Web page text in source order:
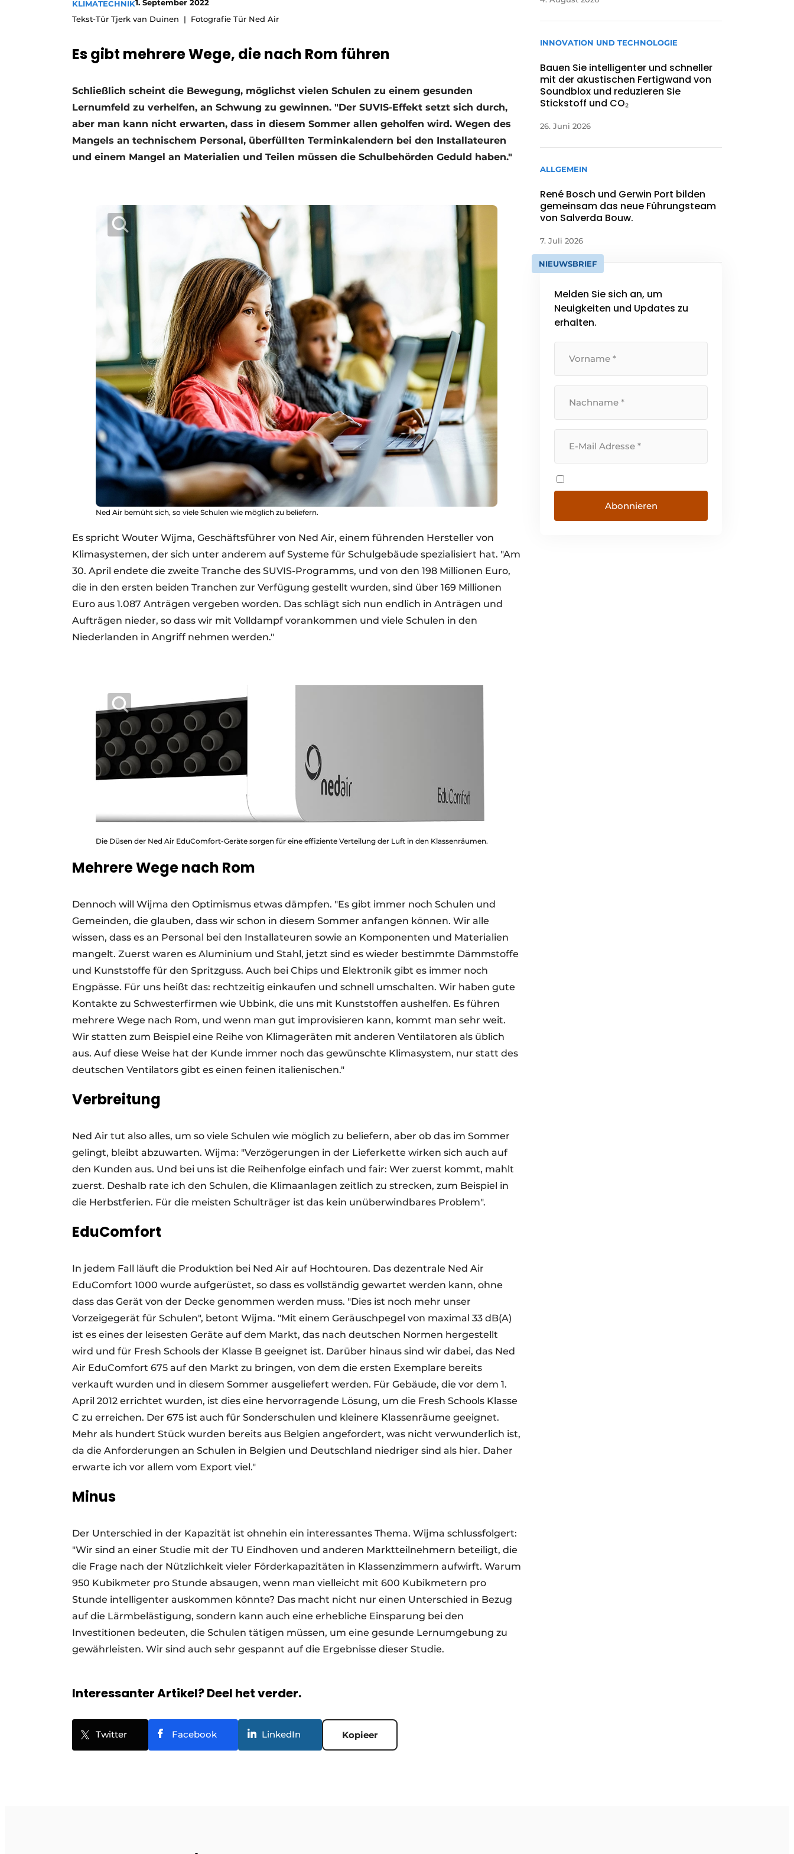
GeschichteMetadaten
Freie Stellen
Videos
KLIMATECHNIK1. September 2022
Tekst-Tür Tjerk van Duinen
Fotografie Tür Ned Air
Es gibt mehrere Wege, die nach Rom führen
Schließlich scheint die Bewegung, möglichst vielen Schulen zu einem gesunden
Lernumfeld zu verhelfen, an Schwung zu gewinnen. "Der SUVIS-Effekt setzt sich durch,
aber man kann nicht erwarten, dass in diesem Sommer allen geholfen wird. Wegen des
Mangels an technischem Personal, überfüllten Terminkalendern bei den Installateuren
und einem Mangel an Materialien und Teilen müssen die Schulbehörden Geduld haben."
Ned Air bemüht sich, so viele Schulen wie möglich zu beliefern.
Es spricht Wouter Wijma, Geschäftsführer von Ned Air, einem führenden Hersteller von
Klimasystemen, der sich unter anderem auf Systeme für Schulgebäude spezialisiert hat. "Am
30. April endete die zweite Tranche des SUVIS-Programms, und von den 198 Millionen Euro,
die in den ersten beiden Tranchen zur Verfügung gestellt wurden, sind über 169 Millionen
Euro aus 1.087 Anträgen vergeben worden. Das schlägt sich nun endlich in Anträgen und
Aufträgen nieder, so dass wir mit Volldampf vorankommen und viele Schulen in den
Niederlanden in Angriff nehmen werden."
Die Düsen der Ned Air EduComfort-Geräte sorgen für eine effiziente Verteilung der Luft in den Klassenräumen.
Mehrere Wege nach Rom
Dennoch will Wijma den Optimismus etwas dämpfen. "Es gibt immer noch Schulen und
Gemeinden, die glauben, dass wir schon in diesem Sommer anfangen können. Wir alle
wissen, dass es an Personal bei den Installateuren sowie an Komponenten und Materialien
mangelt. Zuerst waren es Aluminium und Stahl, jetzt sind es wieder bestimmte Dämmstoffe
und Kunststoffe für den Spritzguss. Auch bei Chips und Elektronik gibt es immer noch
Engpässe. Für uns heißt das: rechtzeitig einkaufen und schnell umschalten. Wir haben gute
Kontakte zu Schwesterfirmen wie Ubbink, die uns mit Kunststoffen aushelfen. Es führen
mehrere Wege nach Rom, und wenn man gut improvisieren kann, kommt man sehr weit.
Wir statten zum Beispiel eine Reihe von Klimageräten mit anderen Ventilatoren als üblich
aus. Auf diese Weise hat der Kunde immer noch das gewünschte Klimasystem, nur statt des
deutschen Ventilators gibt es einen feinen italienischen."
Verbreitung
Ned Air tut also alles, um so viele Schulen wie möglich zu beliefern, aber ob das im Sommer
gelingt, bleibt abzuwarten. Wijma: "Verzögerungen in der Lieferkette wirken sich auch auf
den Kunden aus. Und bei uns ist die Reihenfolge einfach und fair: Wer zuerst kommt, mahlt
zuerst. Deshalb rate ich den Schulen, die Klimaanlagen zeitlich zu strecken, zum Beispiel in
die Herbstferien. Für die meisten Schulträger ist das kein unüberwindbares Problem".
EduComfort
In jedem Fall läuft die Produktion bei Ned Air auf Hochtouren. Das dezentrale Ned Air
EduComfort 1000 wurde aufgerüstet, so dass es vollständig gewartet werden kann, ohne
dass das Gerät von der Decke genommen werden muss. "Dies ist noch mehr unser
Vorzeigegerät für Schulen", betont Wijma. "Mit einem Geräuschpegel von maximal 33 dB(A)
ist es eines der leisesten Geräte auf dem Markt, das nach deutschen Normen hergestellt
wird und für Fresh Schools der Klasse B geeignet ist. Darüber hinaus sind wir dabei, das Ned
Air EduComfort 675 auf den Markt zu bringen, von dem die ersten Exemplare bereits
verkauft wurden und in diesem Sommer ausgeliefert werden. Für Gebäude, die vor dem 1.
April 2012 errichtet wurden, ist dies eine hervorragende Lösung, um die Fresh Schools Klasse
C zu erreichen. Der 675 ist auch für Sonderschulen und kleinere Klassenräume geeignet.
Mehr als hundert Stück wurden bereits aus Belgien angefordert, was nicht verwunderlich ist,
da die Anforderungen an Schulen in Belgien und Deutschland niedriger sind als hier. Daher
erwarte ich vor allem vom Export viel."
Minus
Der Unterschied in der Kapazität ist ohnehin ein interessantes Thema. Wijma schlussfolgert:
"Wir sind an einer Studie mit der TU Eindhoven und anderen Marktteilnehmern beteiligt, die
die Frage nach der Nützlichkeit vieler Förderkapazitäten in Klassenzimmern aufwirft. Warum
950 Kubikmeter pro Stunde absaugen, wenn man vielleicht mit 600 Kubikmetern pro
Stunde intelligenter auskommen könnte? Das macht nicht nur einen Unterschied in Bezug
auf die Lärmbelästigung, sondern kann auch eine erhebliche Einsparung bei den
Investitionen bedeuten, die Schulen tätigen müssen, um eine gesunde Lernumgebung zu
gewährleisten. Wir sind auch sehr gespannt auf die Ergebnisse dieser Studie.
Interessanter Artikel? Deel het verder.
Twitter Facebook LinkedIn Kopieer
INNOVATION UND TECHNOLOGIE
Bauen Sie intelligenter und schneller
mit der akustischen Fertigwand von
Soundblox und reduzieren Sie
Stickstoff und CO₂
26. Juni 2026
ALLGEMEIN
René Bosch und Gerwin Port bilden
gemeinsam das neue Führungsteam
von Salverda Bouw.
7. Juli 2026
NIEUWSBRIEF
Melden Sie sich an, um
Neuigkeiten und Updates zu
erhalten.